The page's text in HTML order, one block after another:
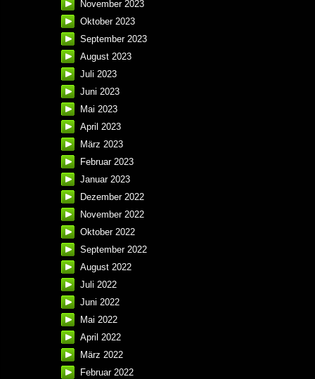
November 2023
Oktober 2023
September 2023
August 2023
Juli 2023
Juni 2023
Mai 2023
April 2023
März 2023
Februar 2023
Januar 2023
Dezember 2022
November 2022
Oktober 2022
September 2022
August 2022
Juli 2022
Juni 2022
Mai 2022
April 2022
März 2022
Februar 2022